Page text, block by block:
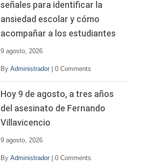
señales para identificar la
ansiedad escolar y cómo
acompañar a los estudiantes
9 agosto, 2026
By Administrador 0 Comments
Hoy 9 de agosto, a tres años
del asesinato de Fernando
Villavicencio
9 agosto, 2026
By Administrador 0 Comments